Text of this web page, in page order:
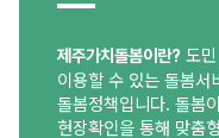
제주가치돌봄이란? 도
이용할 수 있는 돌봄서
돌봄정책입니다. 돌봄
현장확인을 통해 맞춤